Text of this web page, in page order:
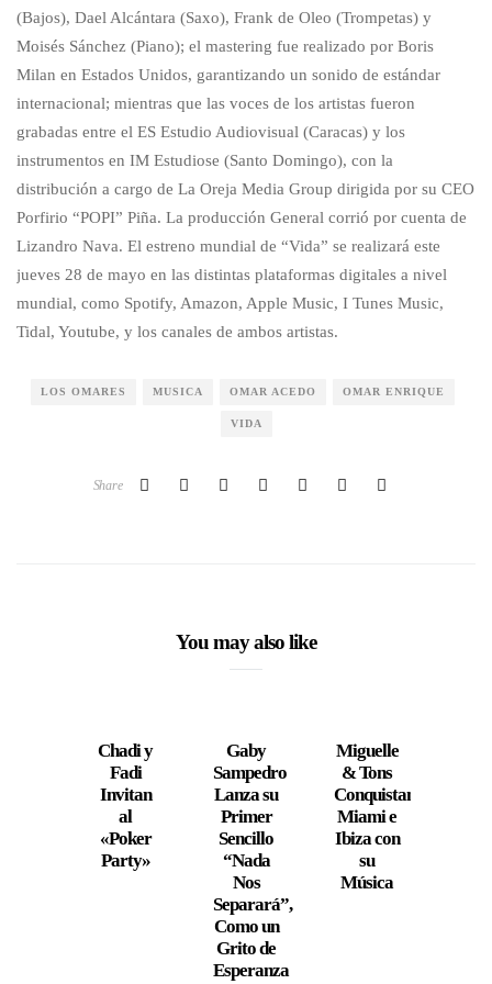
(Bajos), Dael Alcántara (Saxo), Frank de Oleo (Trompetas) y
Moisés Sánchez (Piano); el mastering fue realizado por Boris
Milan en Estados Unidos, garantizando un sonido de estándar
internacional; mientras que las voces de los artistas fueron
grabadas entre el ES Estudio Audiovisual (Caracas) y los
instrumentos en IM Estudiose (Santo Domingo), con la
distribución a cargo de La Oreja Media Group dirigida por su CEO
Porfirio “POPI” Piña. La producción General corrió por cuenta de
Lizandro Nava. El estreno mundial de “Vida” se realizará este
jueves 28 de mayo en las distintas plataformas digitales a nivel
mundial, como Spotify, Amazon, Apple Music, I Tunes Music,
Tidal, Youtube, y los canales de ambos artistas.
LOS OMARES MUSICA OMAR ACEDO OMAR ENRIQUE
VIDA
Share
You may also like
Chadi y
Fadi
Invitan
al
«Poker
Party»
Gaby
Sampedro
Lanza su
Primer
Sencillo
“Nada
Nos
Separará”,
Como un
Grito de
Esperanza
Miguelle
& Tons
Conquistan
Miami e
Ibiza con
su
Música